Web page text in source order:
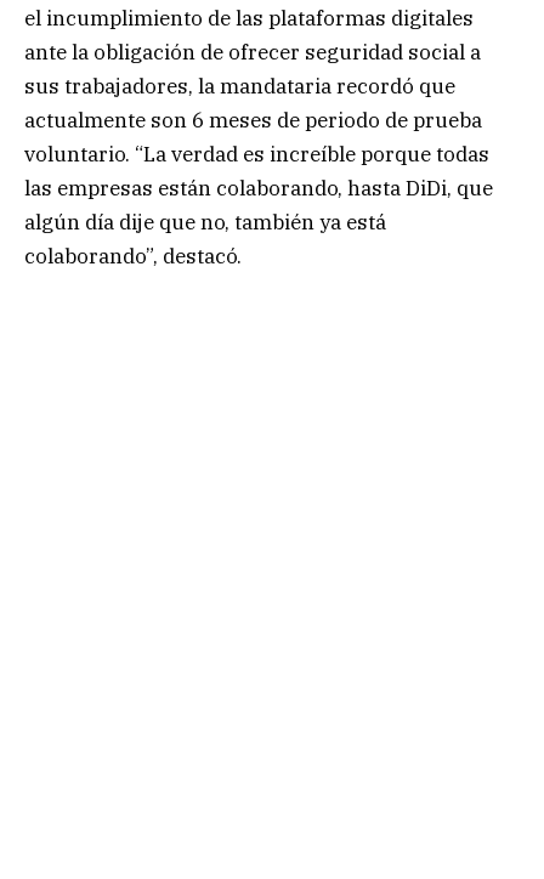
el incumplimiento de las plataformas digitales
ante la obligación de ofrecer seguridad social a
sus trabajadores, la mandataria recordó que
actualmente son 6 meses de periodo de prueba
voluntario. “La verdad es increíble porque todas
las empresas están colaborando, hasta DiDi, que
algún día dije que no, también ya está
colaborando”, destacó.